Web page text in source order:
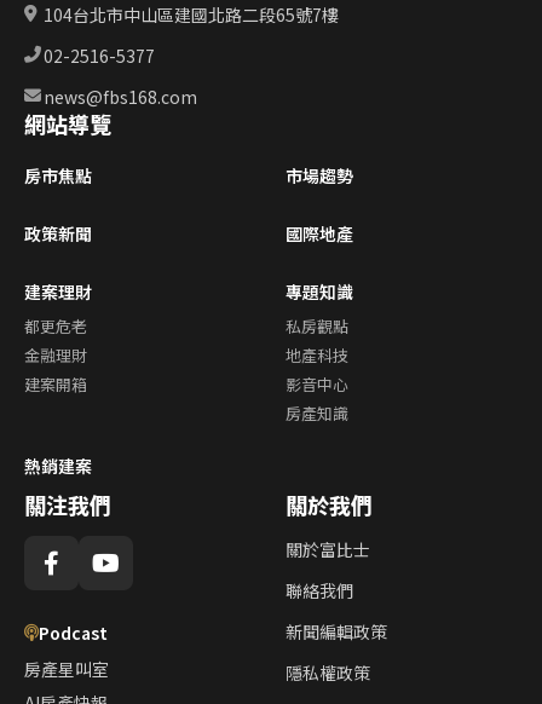
104台北市中山區建國北路二段65號7樓
02-2516-5377
news@fbs168.com
網站導覽
房市焦點 市場趨勢
政策新聞 國際地產
建案理財
都更危老
金融理財
建案開箱
專題知識
私房觀點
地產科技
影音中心
房產知識
熱銷建案
關注我們
Podcast
房產星叫室
關於我們
關於富比士
聯絡我們
新聞編輯政策
隱私權政策